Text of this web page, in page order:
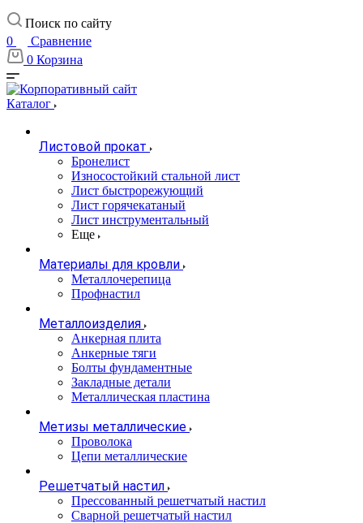
Поиск по сайту
0
Сравнение
0 Корзина
Каталог
Листовой прокат
Бронелист
Износостойкий стальной лист
Лист быстрорежующий
Лист горячекатаный
Лист инструментальный
Еще
Материалы для кровли
Металлочерепица
Профнастил
Металлоизделия
Анкерная плита
Анкерные тяги
Болты фундаментные
Закладные детали
Металлическая пластина
Метизы металлические
Проволока
Цепи металлические
Решетчатый настил
Прессованный решетчатый настил
Сварной решетчатый настил